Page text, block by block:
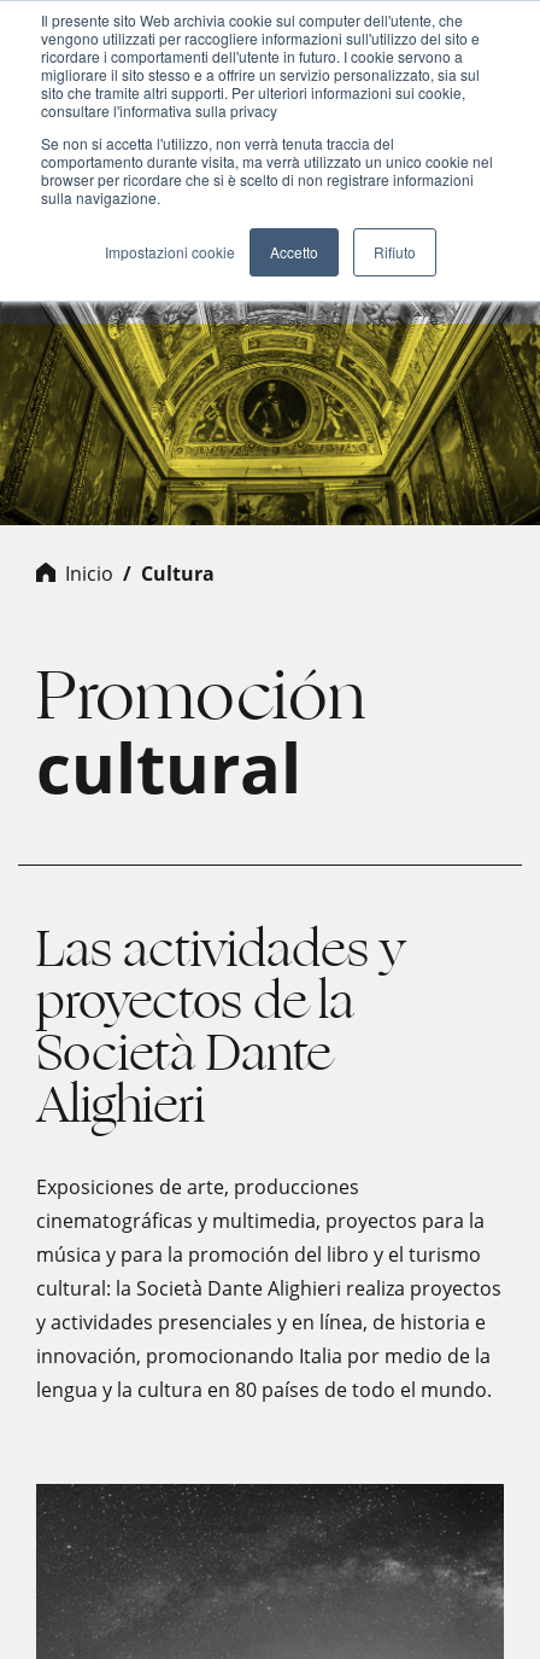
Il presente sito Web archivia cookie sul computer dell'utente, che
vengono utilizzati per raccogliere informazioni sull'utilizzo del sito e
ricordare i comportamenti dell'utente in futuro. I cookie servono a
migliorare il sito stesso e a offrire un servizio personalizzato, sia sul
sito che tramite altri supporti. Per ulteriori informazioni sui cookie,
consultare l'informativa sulla privacy
Se non si accetta l'utilizzo, non verrà tenuta traccia del
comportamento durante visita, ma verrà utilizzato un unico cookie nel
browser per ricordare che si è scelto di non registrare informazioni
sulla navigazione.
Impostazioni cookie Accetto Rifiuto
MENU
Inicio Cultura
Promoción
cultural
Las actividades y
proyectos de la
Società Dante
Alighieri
Exposiciones de arte, producciones
cinematográficas y multimedia, proyectos para la
música y para la promoción del libro y el turismo
cultural: la Società Dante Alighieri realiza proyectos
y actividades presenciales y en línea, de historia e
innovación, promocionando Italia por medio de la
lengua y la cultura en 80 países de todo el mundo.